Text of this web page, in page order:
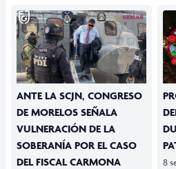
ANTE LA SCJN, CONGRESO
DE MORELOS SEÑALA
VULNERACIÓN DE LA
SOBERANÍA POR EL CASO
DEL FISCAL CARMONA
8